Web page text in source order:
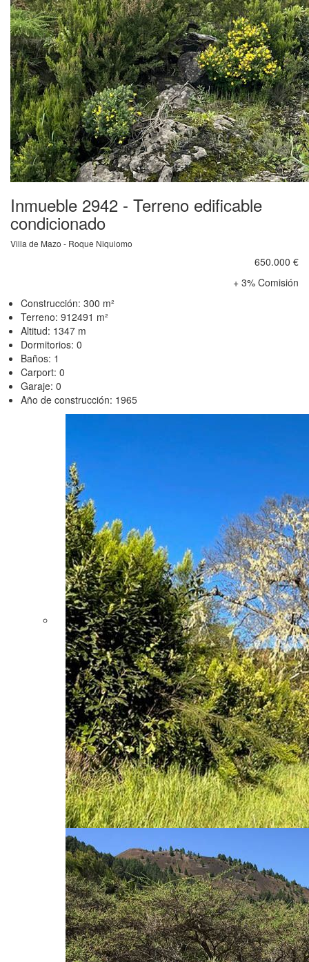
Inmueble 2942 - Terreno edificable
condicionado
Villa de Mazo - Roque Niquiomo
650.000 €
+ 3% Comisión
Construcción: 300 m²
Terreno: 912491 m²
Altitud: 1347 m
Dormitorios: 0
Baños: 1
Carport: 0
Garaje: 0
Año de construcción: 1965